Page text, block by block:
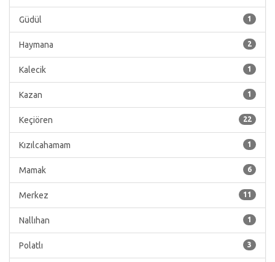
1
Güdül
2
Haymana
1
Kalecik
1
Kazan
22
Keçiören
1
Kızılcahamam
6
Mamak
11
Merkez
1
Nallıhan
3
Polatlı